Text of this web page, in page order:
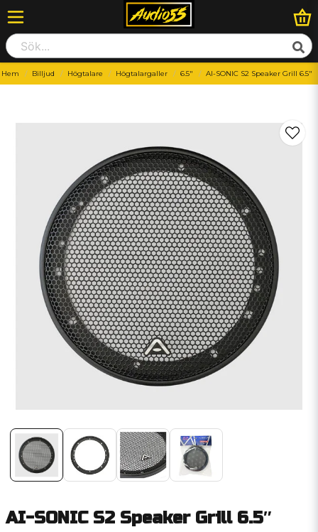
Hem Billjud Högtalare Högtalargaller 6.5" AI-SONIC S2 Speaker Grill 6.5″
AI-SONIC S2 Speaker Grill 6.5″